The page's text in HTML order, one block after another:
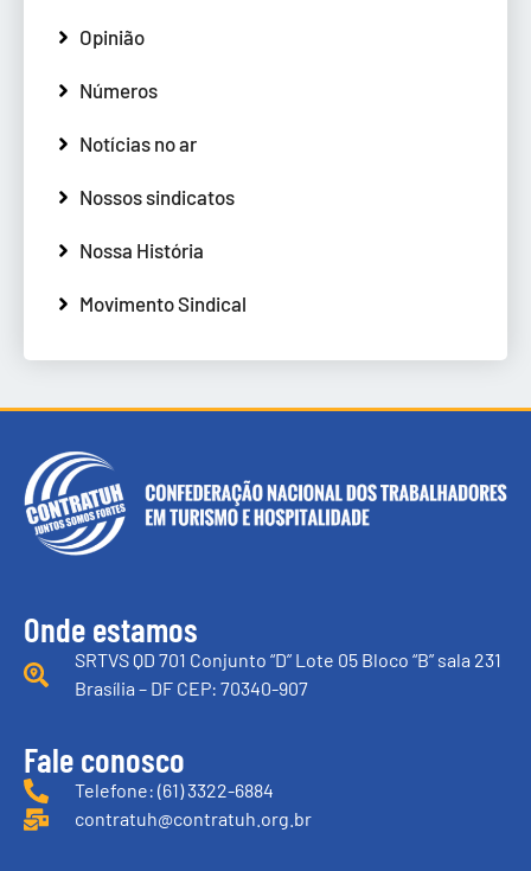
Opinião
Números
Notícias no ar
Nossos sindicatos
Nossa História
Movimento Sindical
Onde estamos
SRTVS QD 701 Conjunto “D” Lote 05 Bloco “B” sala 231
Brasília – DF CEP: 70340-907
Fale conosco
Telefone: (61) 3322-6884
contratuh@contratuh.org.br